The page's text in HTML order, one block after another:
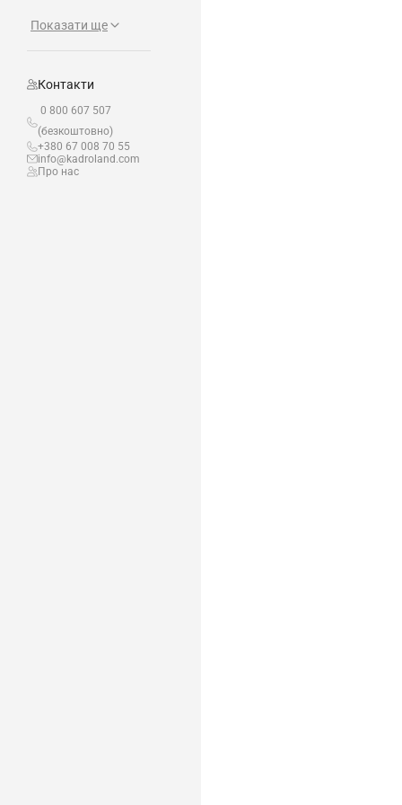
Показати ще
Контакти
0 800 607 507
(безкоштовно)
+380 67 008 70 55
info@kadroland.com
Про нас